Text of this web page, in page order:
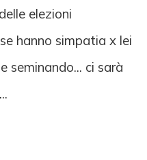
elezioni
hanno simpatia x lei
ci sarà